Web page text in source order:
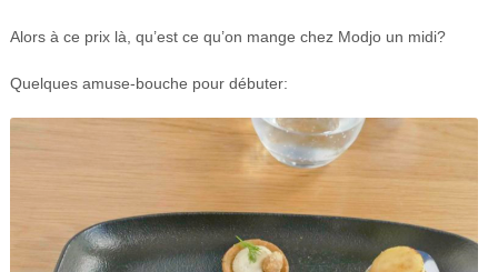
Alors à ce prix là, qu’est ce qu’on mange chez Modjo un midi?
Quelques amuse-bouche pour débuter: